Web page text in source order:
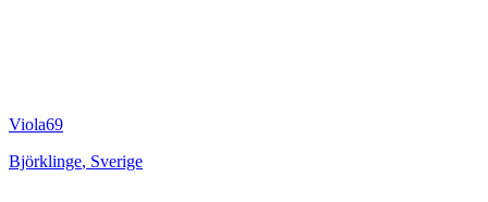
Viola69
Björklinge, Sverige